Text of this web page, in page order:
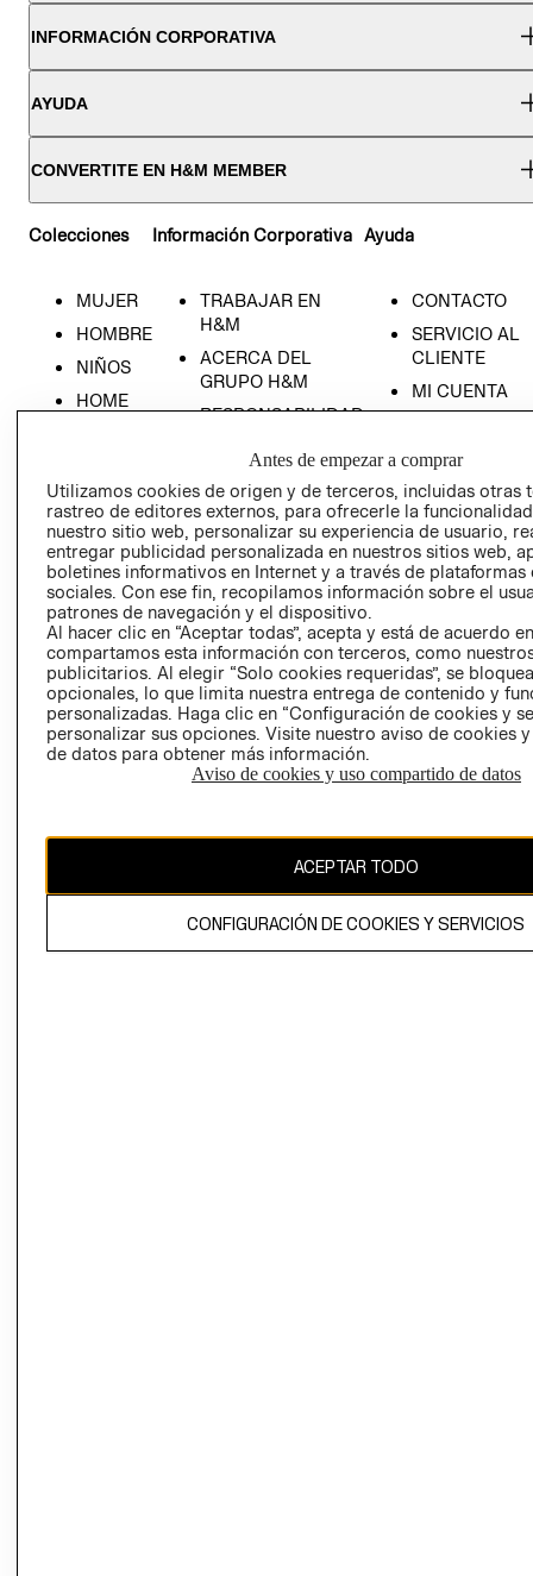
INFORMACIÓN CORPORATIVA
AYUDA
CONVERTITE EN H&M MEMBER
Colecciones
MUJER
HOMBRE
NIÑOS
HOME
Información Corporativa
TRABAJAR EN
H&M
ACERCA DEL
GRUPO H&M
RESPONSABILIDAD
PRENSA
RELACIÓN CON
INVERSIONISTAS
POLÍTICA
EMPRESARIAL
Ayuda
CONTACTO
SERVICIO AL
CLIENTE
MI CUENTA
- RETIRO EN
TIENDA
TÉRMINOS Y
CONDICIONES
PRIVACIDAD
GIFT CARD
AVISO DE
COOKIES
Uruguay ($U)
Antes de empezar a comprar
Utilizamos cookies de origen y de terceros, incluidas otras
rastreo de editores externos, para ofrecerle la
nuestro sitio web, personalizar su experiencia de usuario,
entregar publicidad personalizada en nuestros sitios web,
boletines informativos en Internet y a través de plataformas
sociales. Con ese fin, recopilamos información sobre el
patrones de navegación y el dispositivo.
Al hacer clic en “Aceptar todas”, acepta y está de acuerdo
compartamos esta información con terceros, como
publicitarios. Al elegir “Solo cookies requeridas”, se
opcionales, lo que limita nuestra entrega de contenido y
personalizadas. Haga clic en “Configuración de cookies y
personalizar sus opciones. Visite nuestro aviso de cookies
de datos para obtener más información.
Aviso de cookies y uso compartido de datos
ACEPTAR TODO
CONFIGURACIÓN DE COOKIES Y SERVICIOS